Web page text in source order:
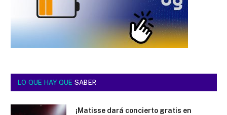
LO QUE HAY QUE SABER
¡Matisse dará concierto gratis en